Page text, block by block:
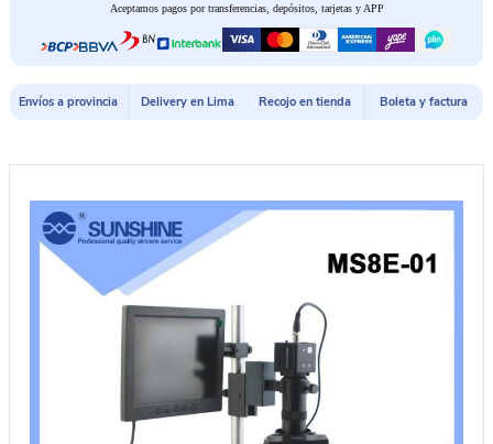
pantalla
SUNSHINE
MS8E-
cantidad
Aceptamos pagos por transferencias, depósitos, tarjetas y APP
Envíos a provincia Delivery en Lima Recojo en tienda Boleta y factura